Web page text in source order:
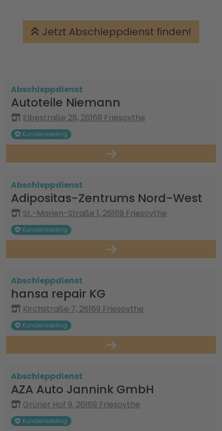
Jetzt Abschleppdienst finden!
Abschleppdienst
Autoteile Niemann
Elbestraße 28, 26169 Friesoythe
Kundenliebling
Abschleppdienst
Adipositas-Zentrums Nord-West
St.-Marien-Straße 1, 26169 Friesoythe
Kundenliebling
Abschleppdienst
hansa repair KG
Kirchstraße 7, 26169 Friesoythe
Kundenliebling
Abschleppdienst
AZA Auto Jannink GmbH
Grüner Hof 9, 26169 Friesoythe
Kundenliebling